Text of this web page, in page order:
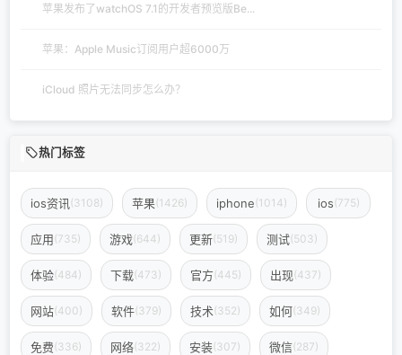
苹果发布了watchOS 7.1的开发者预览版Be...
苹果：Apple Music订阅用户超6000万
iCloud 照片无法同步怎么办？
热门标签
ios资讯 (3108) 苹果(1426) iphone(1014) ios(775)
应用(735) 游戏(644) 更新(519) 测试(503)
体验(484) 下载(473) 官方(445) 出现(437)
网站(400) 软件(379) 技术(352) 如何(349)
免费(336) 网络(322) 安装(307) 微信(287)